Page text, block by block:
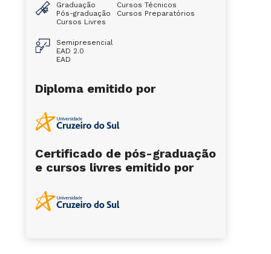
Graduação
Pós-graduação
Cursos Livres
Cursos Técnicos
Cursos Preparatórios
Semipresencial
EAD 2.0
EAD
Diploma emitido por
Certificado de pós-graduação
e cursos livres emitido por